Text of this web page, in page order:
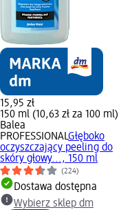
15,95 zł
150 ml (10,63 zł za 100 ml)
Balea
PROFESSIONALGłęboko
oczyszczający peeling do
skóry głowy..., 150 ml
(224)
Dostawa dostępna
Wybierz sklep dm